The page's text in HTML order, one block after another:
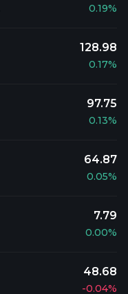
0.19%
128.98
0.17%
97.75
0.13%
64.87
0.05%
7.79
0.00%
48.68
-0.04%